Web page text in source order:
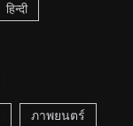
हिन्दी
ภาพยนตร์